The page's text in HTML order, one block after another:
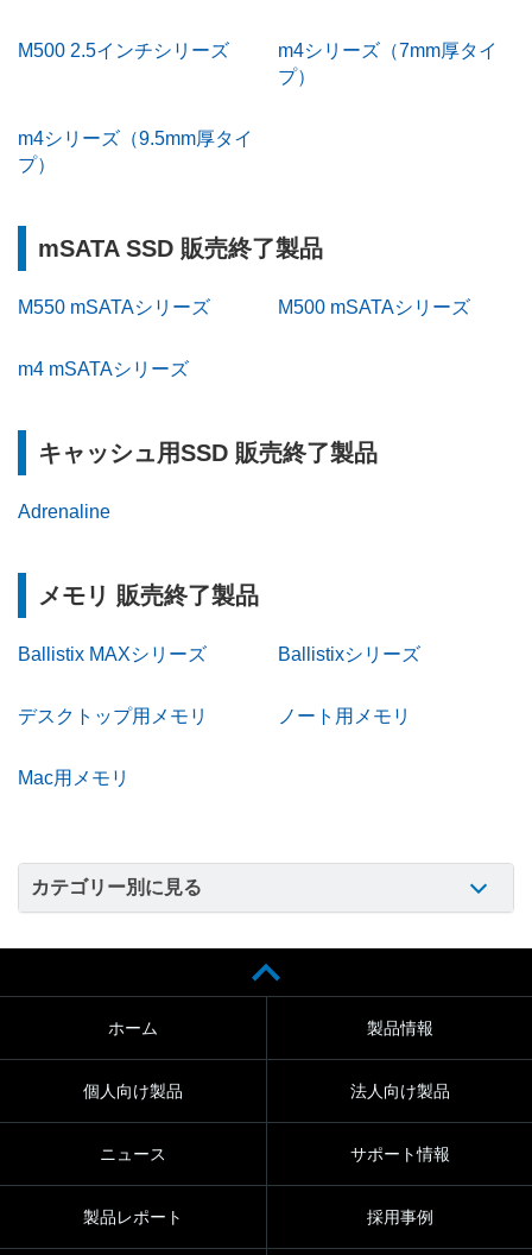
M500 2.5インチシリーズ
m4シリーズ（7mm厚タイ
プ）
m4シリーズ（9.5mm厚タイ
プ）
mSATA SSD 販売終了製品
M550 mSATAシリーズ M500 mSATAシリーズ
m4 mSATAシリーズ
キャッシュ用SSD 販売終了製品
Adrenaline
メモリ 販売終了製品
Ballistix MAXシリーズ Ballistixシリーズ
デスクトップ用メモリ ノート用メモリ
Mac用メモリ
カテゴリー別に見る
ホーム 製品情報
個人向け製品 法人向け製品
ニュース サポート情報
製品レポート 採用事例